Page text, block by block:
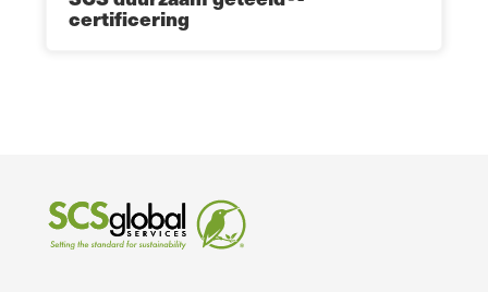
certificering